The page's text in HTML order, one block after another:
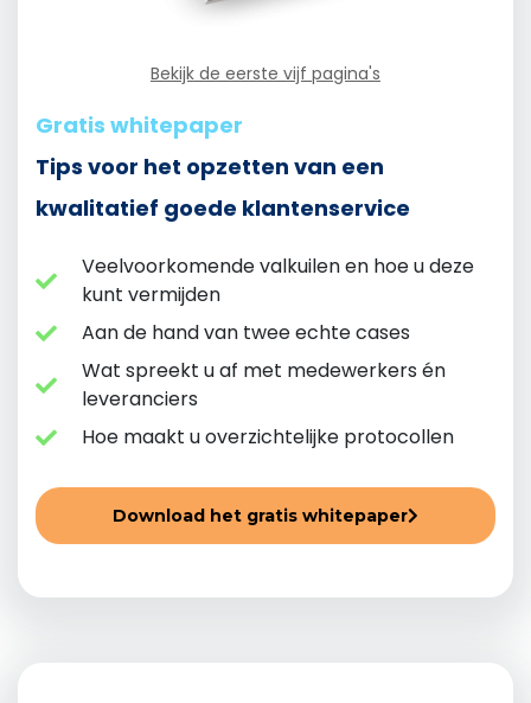
Bekijk de eerste vijf pagina's
Gratis whitepaper
Tips voor het opzetten van een
kwalitatief goede klantenservice
Veelvoorkomende valkuilen en hoe u deze
kunt vermijden
Aan de hand van twee echte cases
Wat spreekt u af met medewerkers én
leveranciers
Hoe maakt u overzichtelijke protocollen
Download het gratis whitepaper